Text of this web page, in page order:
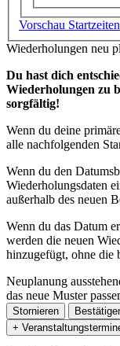
Vorschau
Wiederholungen neu
Du hast dich
Wiederholungen zu
sorgfältig!
Wenn du deine
alle nachfolgenden
Wenn du den
Wiederholungsdaten
außerhalb des neuen
Wenn du das Datum
werden die neuen
hinzugefügt, ohne die
Neuplanung
das neue Muster
Stornieren
+